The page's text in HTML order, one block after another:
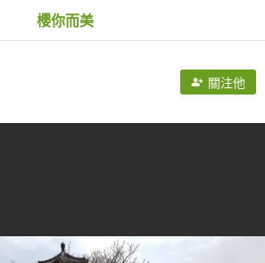
櫻你而美
關注他